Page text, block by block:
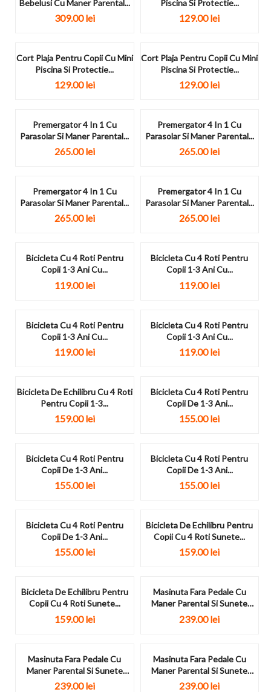
Bebelusi Cu Maner Parental...
309.00lei
Piscina Si Protectie...
129.00lei
Cort Plaja Pentru Copii Cu Mini
Piscina Si Protectie...
129.00lei
Cort Plaja Pentru Copii Cu Mini
Piscina Si Protectie...
129.00lei
Premergator 4 In 1 Cu
Parasolar Si Maner Parental...
265.00lei
Premergator 4 In 1 Cu
Parasolar Si Maner Parental...
265.00lei
Premergator 4 In 1 Cu
Parasolar Si Maner Parental...
265.00lei
Premergator 4 In 1 Cu
Parasolar Si Maner Parental...
265.00lei
Bicicleta Cu 4 Roti Pentru
Copii 1-3 Ani Cu...
119.00lei
Bicicleta Cu 4 Roti Pentru
Copii 1-3 Ani Cu...
119.00lei
Bicicleta Cu 4 Roti Pentru
Copii 1-3 Ani Cu...
119.00lei
Bicicleta Cu 4 Roti Pentru
Copii 1-3 Ani Cu...
119.00lei
Bicicleta De Echilibru Cu 4 Roti
Pentru Copii 1-3...
159.00lei
Bicicleta Cu 4 Roti Pentru
Copii De 1-3 Ani...
155.00lei
Bicicleta Cu 4 Roti Pentru
Copii De 1-3 Ani...
155.00lei
Bicicleta Cu 4 Roti Pentru
Copii De 1-3 Ani...
155.00lei
Bicicleta Cu 4 Roti Pentru
Copii De 1-3 Ani...
155.00lei
Bicicleta De Echilibru Pentru
Copii Cu 4 Roti Sunete...
159.00lei
Bicicleta De Echilibru Pentru
Copii Cu 4 Roti Sunete...
159.00lei
Masinuta Fara Pedale Cu
Maner Parental Si Sunete
Black...
239.00lei
Masinuta Fara Pedale Cu
Maner Parental Si Sunete
Red...
239.00lei
Masinuta Fara Pedale Cu
Maner Parental Si Sunete
Pink...
239.00lei